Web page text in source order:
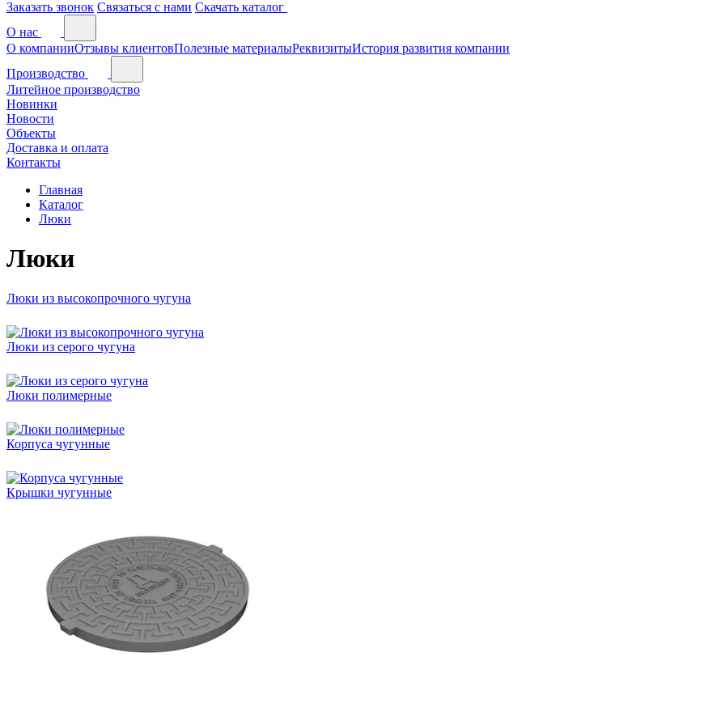
Заказать звонок Связаться с нами Скачать каталог
О нас
О компанииОтзывы клиентовПолезные материалыРеквизитыИстория развития компании
Производство
Литейное производство
Новинки
Новости
Объекты
Доставка и оплата
Контакты
Главная
Каталог
Люки
Люки
Люки из высокопрочного чугуна
Люки из серого чугуна
Люки полимерные
Корпуса чугунные
Крышки чугунные